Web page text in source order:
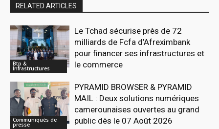
RELATED ARTICLES
Btp &
Infrastructures
Le Tchad sécurise près de 72
milliards de Fcfa d’Afreximbank
pour financer ses infrastructures et
le commerce
Communiqués de
presse
PYRAMID BROWSER & PYRAMID
MAIL : Deux solutions numériques
camerounaises ouvertes au grand
public dès le 07 Août 2026